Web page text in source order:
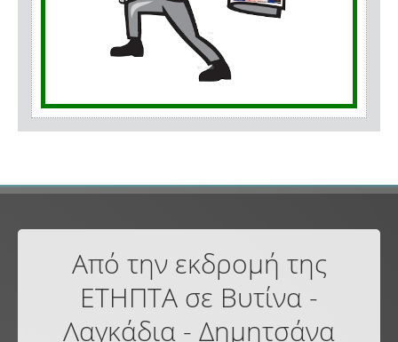
Από την εκδρομή της
ΕΤΗΠΤΑ σε Βυτίνα -
Λαγκάδια - Δημητσάνα